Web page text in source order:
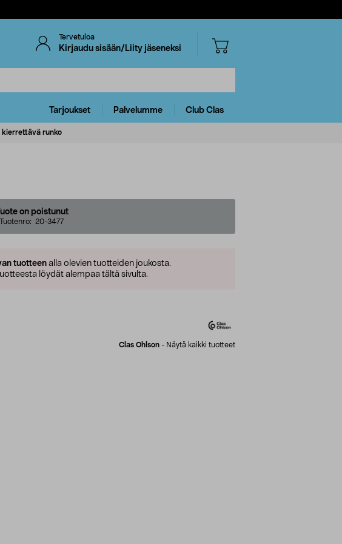
Tervetuloa
Kirjaudu sisään/Liity jäseneksi
Tarjoukset Palvelumme Club Clas
kierrettävä runko
on poistunut
Tuotenro: 20-3477
tuotteen alla olevien tuotteiden joukosta.
löydät alempaa tältä sivulta.
Clas Ohlson - Näytä kaikki tuotteet